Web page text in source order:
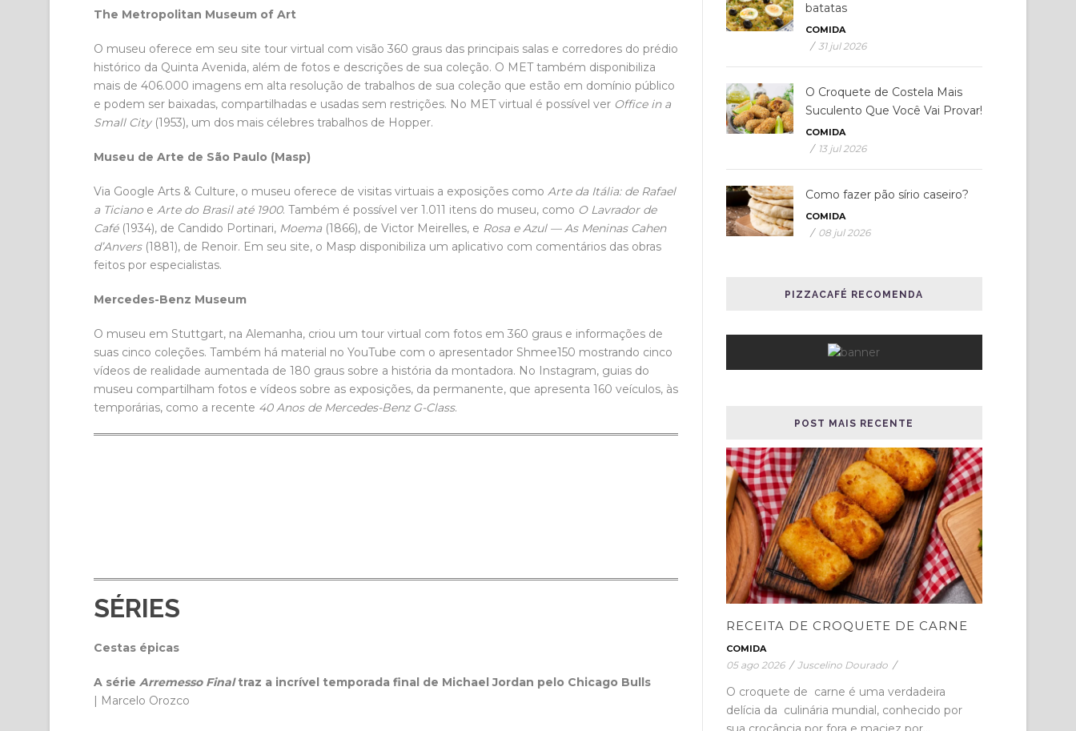
The Metropolitan Museum of Art
O museu oferece em seu site tour virtual com visão 360 graus das principais salas e corredores do prédio
histórico da Quinta Avenida, além de fotos e descrições de sua coleção. O MET também disponibiliza
mais de 406.000 imagens em alta resolução de trabalhos de sua coleção que estão em domínio público
e podem ser baixadas, compartilhadas e usadas sem restrições. No MET virtual é possível ver Office in a
Small City(1953), um dos mais célebres trabalhos de Hopper.
Museu de Arte de São Paulo (Masp)
Via Google Arts & Culture, o museu oferece de visitas virtuais a exposições como Arte da Itália: de Rafael
a Ticiano e Arte do Brasil até 1900. Também é possível ver 1.011 itens do museu, como O Lavrador de
Café(1934), de Candido Portinari, Moema (1866), de Victor Meirelles, e Rosa e Azul ­— As Meninas Cahen
d’Anvers(1881), de Renoir. Em seu site, o Masp disponibiliza um aplicativo com comentários das obras
feitos por especialistas.
Mercedes-Benz Museum
O museu em Stuttgart, na Alemanha, criou um tour virtual com fotos em 360 graus e informações de
suas cinco coleções. Também há material no YouTube com o apresentador Shmee150 mostrando cinco
vídeos de realidade aumentada de 180 graus sobre a história da montadora. No Instagram, guias do
museu compartilham fotos e vídeos sobre as exposições, da permanente, que apresenta 160 veículos, às
temporárias, como a recente 40 Anos de Mercedes-Benz G-Class.
SÉRIES
Cestas épicas
A série Arremesso Finaltraz a incrível temporada final de Michael Jordan pelo Chicago Bulls
| Marcelo Orozco
batatas
COMIDA
/ 31 jul 2026
O Croquete de Costela Mais
Suculento Que Você Vai Provar!
COMIDA
/ 13 jul 2026
Como fazer pão sírio caseiro?
COMIDA
/ 08 jul 2026
PIZZACAFÉ RECOMENDA
POST MAIS RECENTE
RECEITA DE CROQUETE DE CARNE
COMIDA
05 ago 2026 / Juscelino Dourado /
O croquete de carne é uma verdadeira
delícia da culinária mundial, conhecido por